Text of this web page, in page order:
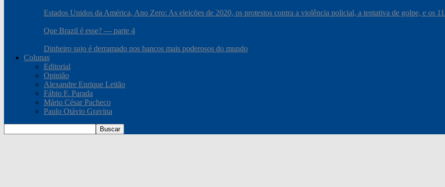
Estados Unidos da América, Ano Zero: As eleições de 2020, os protestos contra a violência policial, a tentativa de golpe, e os
Que Brazil é esse? — parte 4
Dinheiro sujo é derramado nos bancos mais poderosos do mundo
Colunas
Editorial
Opinião
Alexandre Enrique Leitão
Fábio F. Parada
Mário César Pacheco
Paulo Otávio Gravina